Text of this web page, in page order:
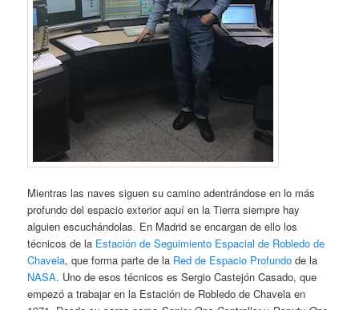
Mientras las naves siguen su camino adentrándose en lo más
profundo del espacio exterior aquí en la Tierra siempre hay
alguien escuchándolas. En Madrid se encargan de ello los
técnicos de la Estación de Seguimiento Espacial de Robledo de
Chavela, que forma parte de la Red de Espacio Profundo de la
NASA. Uno de esos técnicos es Sergio Castejón Casado, que
empezó a trabajar en la Estación de Robledo de Chavela en